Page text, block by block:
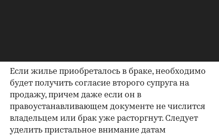
Если жилье приобреталось в браке, необходимо
будет получить согласие второго супруга на
продажу, причем даже если он в
правоустанавливающем документе не числится
владельцем или брак уже расторгнут. Следует
уделить пристальное внимание датам